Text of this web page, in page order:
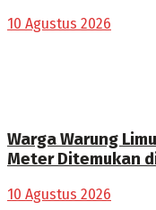
10 Agustus 2026
Warga Warung
Meter Ditemukan
10 Agustus 2026